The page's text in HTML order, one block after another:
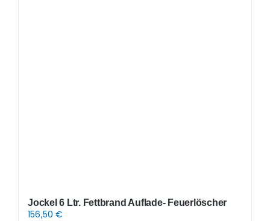
Jockel 6 Ltr. Fettbrand Auflade- Feuerlöscher
156,50€